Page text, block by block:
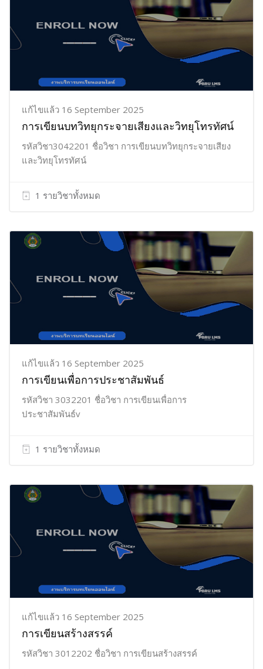
แก้ไขแล้ว 16 September 2025
การเขียนบทวิทยุกระจายเสียงและวิทยุโทรทัศน์
รหัสวิชา3042201 ชื่อวิชา การเขียนบทวิทยุกระจายเสียง
และวิทยุโทรทัศน์
1 รายวิชาทั้งหมด
แก้ไขแล้ว 16 September 2025
การเขียนเพื่อการประชาสัมพันธ์
รหัสวิชา 3032201 ชื่อวิชา การเขียนเพื่อการ
ประชาสัมพันธ์v
1 รายวิชาทั้งหมด
แก้ไขแล้ว 16 September 2025
การเขียนสร้างสรรค์
รหัสวิชา 3012202 ชื่อวิชา การเขียนสร้างสรรค์